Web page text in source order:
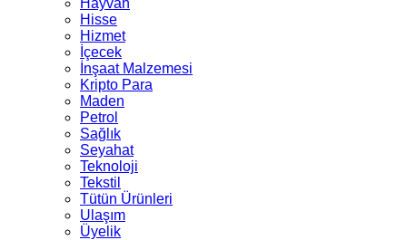
Hayvan
Hisse
Hizmet
İçecek
İnşaat Malzemesi
Kripto Para
Maden
Petrol
Sağlık
Seyahat
Teknoloji
Tekstil
Tütün Ürünleri
Ulaşım
Üyelik